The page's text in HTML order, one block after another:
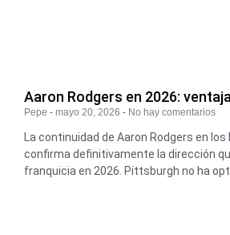
Aaron Rodgers en 2026:
Pepe mayo 20, 2026 No hay comentarios
La continuidad de Aaron Rodgers en
confirma definitivamente la dirección
franquicia en 2026. Pittsburgh no ha